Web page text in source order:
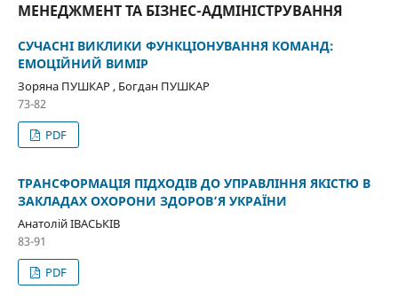
МЕНЕДЖМЕНТ ТА БІЗНЕС-АДМІНІСТРУВАННЯ
СУЧАСНІ ВИКЛИКИ ФУНКЦІОНУВАННЯ КОМАНД:
ЕМОЦІЙНИЙ ВИМІР
Зоряна ПУШКАР , Богдан ПУШКАР
73-82
PDF
ТРАНСФОРМАЦІЯ ПІДХОДІВ ДО УПРАВЛІННЯ ЯКІСТЮ В
ЗАКЛАДАХ ОХОРОНИ ЗДОРОВ’Я УКРАЇНИ
Анатолій ІВАСЬКІВ
83-91
PDF